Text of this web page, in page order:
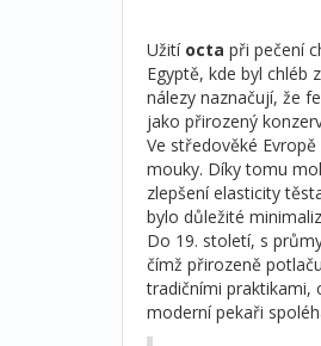
Užití octa při pečení
Egyptě, kde byl chléb
nálezy naznačují, že
jako přirozený
Ve středověké
mouky. Díky tomu
zlepšení elasticity
bylo důležité
Do 19. století, s
čímž přirozeně
tradičními praktikami,
moderní pekaři